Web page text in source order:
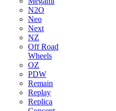
N2O
Neo
Next
NZ
Off Road
Wheels
OZ
PDW
Remain
Replay
Replica